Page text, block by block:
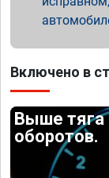
Включено в
Выше тяга
оборотов.